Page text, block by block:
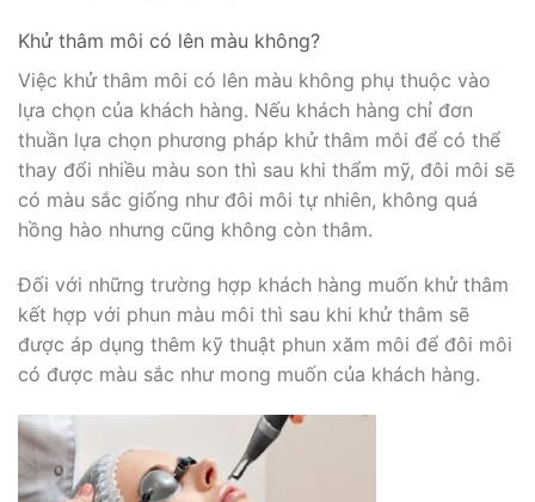
Khử thâm môi có lên màu không?
Việc khử thâm môi có lên màu không phụ thuộc vào
lựa chọn của khách hàng. Nếu khách hàng chỉ đơn
thuần lựa chọn phương pháp khử thâm môi để có thể
thay đổi nhiều màu son thì sau khi thẩm mỹ, đôi môi sẽ
có màu sắc giống như đôi môi tự nhiên, không quá
hồng hào nhưng cũng không còn thâm.
Đối với những trường hợp khách hàng muốn khử thâm
kết hợp với phun màu môi thì sau khi khử thâm sẽ
được áp dụng thêm kỹ thuật phun xăm môi để đôi môi
có được màu sắc như mong muốn của khách hàng.